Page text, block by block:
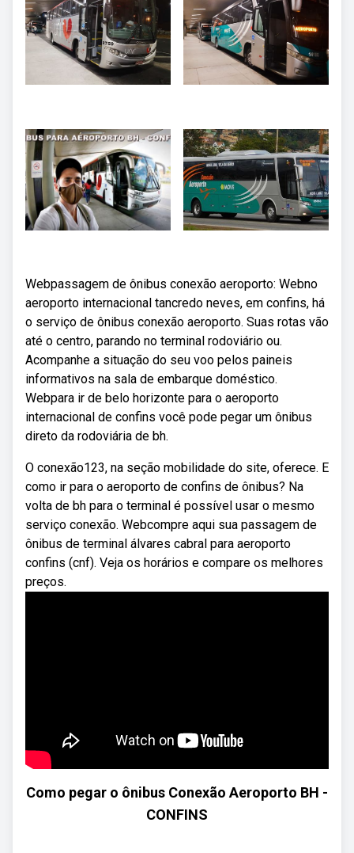
Webpassagem de ônibus conexão aeroporto: Webno
aeroporto internacional tancredo neves, em confins, há
o serviço de ônibus conexão aeroporto. Suas rotas vão
até o centro, parando no terminal rodoviário ou.
Acompanhe a situação do seu voo pelos paineis
informativos na sala de embarque doméstico.
Webpara ir de belo horizonte para o aeroporto
internacional de confins você pode pegar um ônibus
direto da rodoviária de bh.
O conexão123, na seção mobilidade do site, oferece. E
como ir para o aeroporto de confins de ônibus? Na
volta de bh para o terminal é possível usar o mesmo
serviço conexão. Webcompre aqui sua passagem de
ônibus de terminal álvares cabral para aeroporto
confins (cnf). Veja os horários e compare os melhores
preços.
Como pegar o ônibus Conexão Aeroporto BH -
CONFINS